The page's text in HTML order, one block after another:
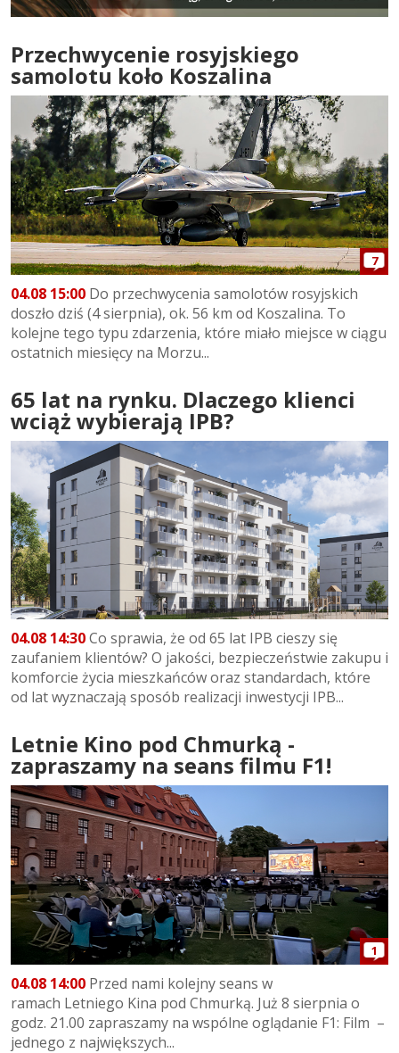
Przechwycenie rosyjskiego
samolotu koło Koszalina
7
04.08 15:00 Do przechwycenia samolotów rosyjskich
doszło dziś (4 sierpnia), ok. 56 km od Koszalina. To
kolejne tego typu zdarzenia, które miało miejsce w ciągu
ostatnich miesięcy na Morzu...
65 lat na rynku. Dlaczego klienci
wciąż wybierają IPB?
04.08 14:30Co sprawia, że od 65 lat IPB cieszy się
zaufaniem klientów? O jakości, bezpieczeństwie zakupu i
komforcie życia mieszkańców oraz standardach, które
od lat wyznaczają sposób realizacji inwestycji IPB...
Letnie Kino pod Chmurką -
zapraszamy na seans filmu F1!
1
04.08 14:00 Przed nami kolejny seans w
ramach Letniego Kina pod Chmurką. Już 8 sierpnia o
godz. 21.00 zapraszamy na wspólne oglądanie F1: Film –
jednego z największych...